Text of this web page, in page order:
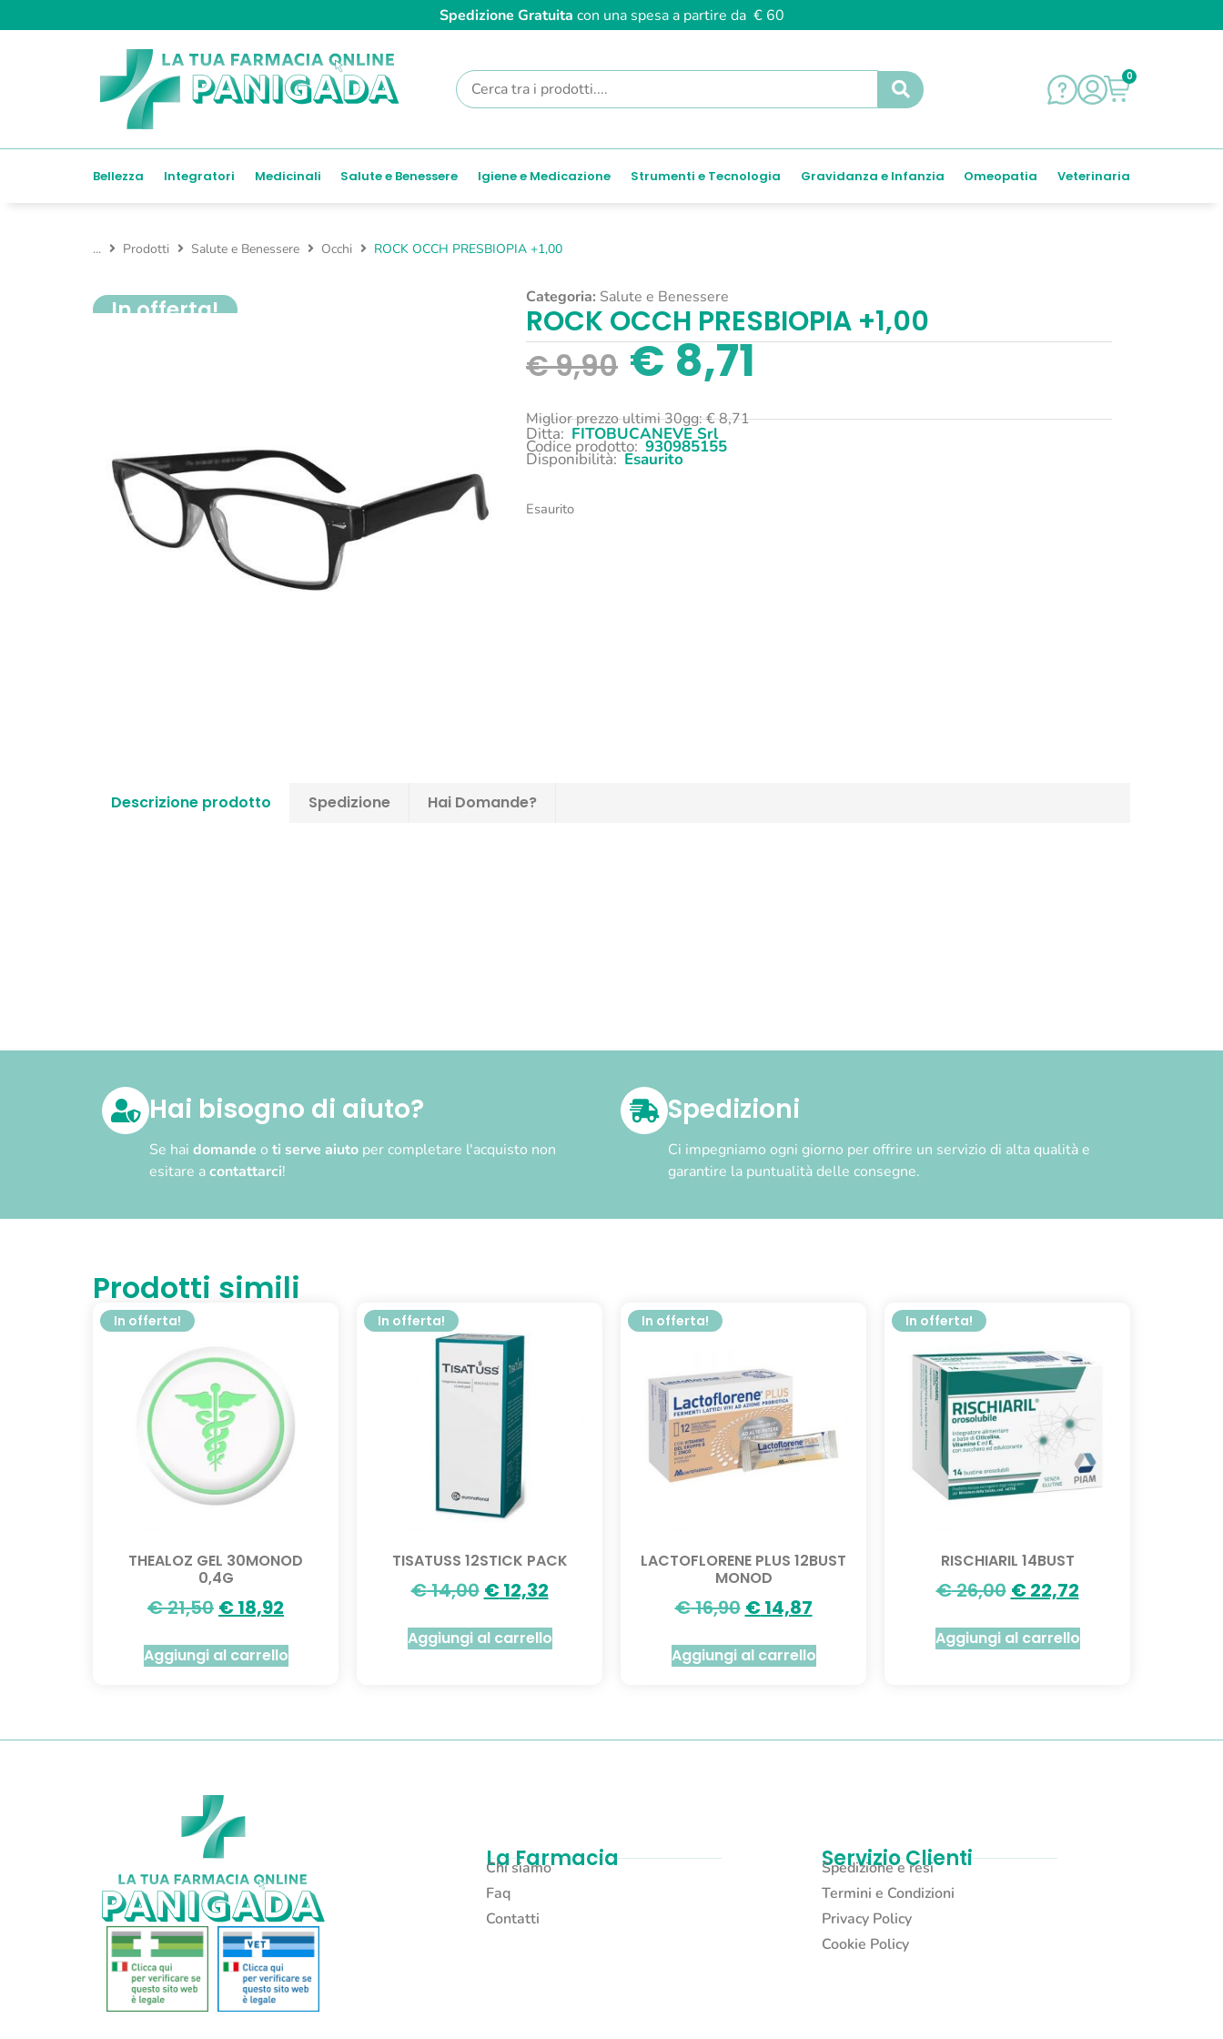
Spedizione Gratuita con una spesa a partire da € 60
0
Bellezza Integratori Medicinali Salute e Benessere Igiene e Medicazione Strumenti e Tecnologia Gravidanza e Infanzia Omeopatia Veterinaria
... Prodotti Salute e Benessere Occhi ROCK OCCH PRESBIOPIA +1,00
In offerta! Categoria: Salute e Benessere
ROCK OCCH PRESBIOPIA +1,00
€9,90 €8,71
Miglior prezzo ultimi 30gg:€8,71
Ditta: FITOBUCANEVE Srl
Codice prodotto: 930985155
Disponibilità: Esaurito
Esaurito
Descrizione prodotto Spedizione Hai Domande?
Hai bisogno di aiuto?
Se hai domande o ti serve aiuto per completare l'acquisto non
esitare acontattarci!
Spedizioni
Ci impegniamo ogni giorno per offrire un servizio di alta qualità e
garantire la puntualità delle consegne.
Prodotti simili
In offerta!
THEALOZ GEL 30MONOD
0,4G
€21,50 €18,92
Aggiungi al carrello
In offerta!
TISATUSS 12STICK PACK
€14,00 €12,32
Aggiungi al carrello
In offerta!
LACTOFLORENE PLUS 12BUST
MONOD
€16,90 €14,87
Aggiungi al carrello
In offerta!
RISCHIARIL 14BUST
€26,00 €22,72
Aggiungi al carrello
La Farmacia
Chi siamo
Faq
Contatti
Servizio Clienti
Spedizione e resi
Termini e Condizioni
Privacy Policy
Cookie Policy